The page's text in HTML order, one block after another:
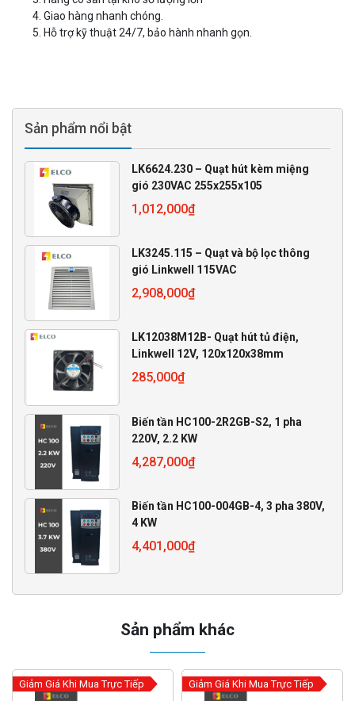
Giao hàng nhanh chóng.
Hỗ trợ kỹ thuật 24/7, bảo hành nhanh gọn.
Sản phẩm nổi bật
LK6624.230 – Quạt hút kèm miệng
gió 230VAC 255x255x105
1,012,000₫
LK3245.115 – Quạt và bộ lọc thông
gió Linkwell 115VAC
2,908,000₫
LK12038M12B- Quạt hút tủ điện,
Linkwell 12V, 120x120x38mm
285,000₫
Biến tần HC100-2R2GB-S2, 1 pha
220V, 2.2 KW
4,287,000₫
Biến tần HC100-004GB-4, 3 pha 380V,
4 KW
4,401,000₫
Sản phẩm khác
Giảm Giá Khi Mua Trực Tiếp Giảm Giá Khi Mua Trực Tiếp